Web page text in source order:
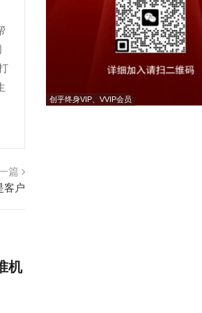
篇
客户
机
创乎终身VIP、VVIP会员